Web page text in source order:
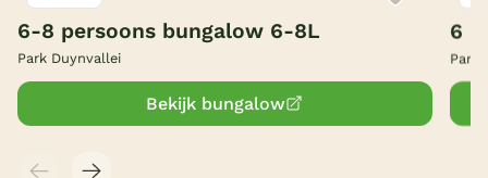
België
6-8 persoons bungalow 6-8L
Park Duynvallei
Bekijk bungalow
6
Park